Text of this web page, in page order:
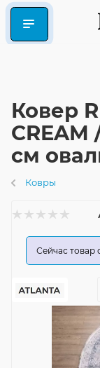
Ковер
CREAM
см
Ковры
Сейчас товар